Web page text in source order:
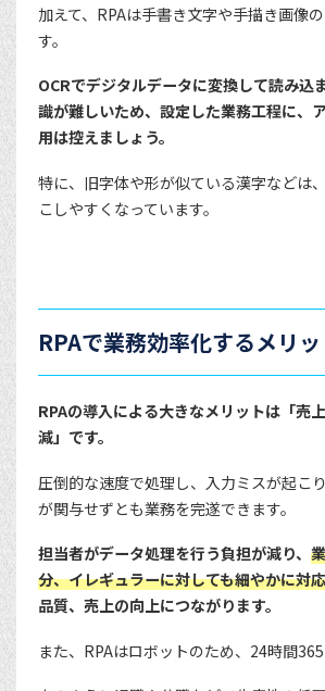
加えて、RPAは手書き文字や手描き画像
す。
OCRでデジタルデータに変換して読み込
識が難しいため、設定した業務工程に、
用は控えましょう。
特に、旧字体や形が似ている漢字などは
こしやすくなっています。
RPAで業務効率化するメリッ
RPAの導入による大きなメリットは「売
減」です。
圧倒的な速度で処理し、入力ミスが起こ
が関与せずとも業務を完遂できます。
担当者がデータ処理を行う負担が減り、
分、イレギュラーに対しても細やかに対
品質、売上の向上につながります。
また、RPAはロボットのため、24時間365